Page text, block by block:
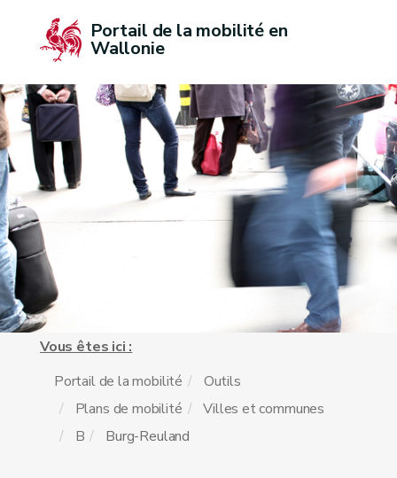
Portail de la mobilité en
Wallonie
Vous êtes ici :
Portail de la mobilité
Outils
Plans de mobilité
Villes et communes
B
Burg-Reuland